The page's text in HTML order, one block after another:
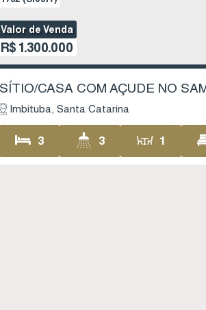
R$ 1.300.000
Valor de Venda
Imbituba Santa Catarina
3 3 1